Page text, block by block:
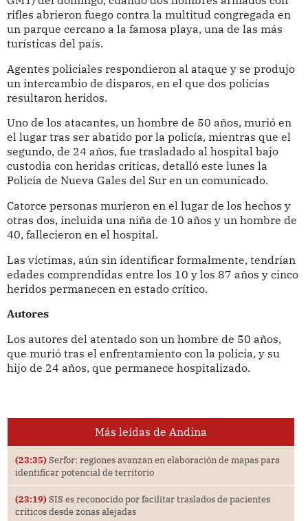
rifles abrieron fuego contra la multitud congregada en
un parque cercano a la famosa playa, una de las más
turísticas del país.
Agentes policiales respondieron al ataque y se produjo
un intercambio de disparos, en el que dos policías
resultaron heridos.
Uno de los atacantes, un hombre de 50 años, murió en
el lugar tras ser abatido por la policía, mientras que el
segundo, de 24 años, fue trasladado al hospital bajo
custodia con heridas críticas, detalló este lunes la
Policía de Nueva Gales del Sur en un comunicado.
Catorce personas murieron en el lugar de los hechos y
otras dos, incluida una niña de 10 años y un hombre de
40, fallecieron en el hospital.
Las víctimas, aún sin identificar formalmente, tendrían
edades comprendidas entre los 10 y los 87 años y cinco
heridos permanecen en estado crítico.
Autores
Los autores del atentado son un hombre de 50 años,
que murió tras el enfrentamiento con la policía, y su
hijo de 24 años, que permanece hospitalizado.
Más leídas de Andina
(23:35) Serfor: regiones avanzan en elaboración de mapas para
identificar potencial de territorio
(23:19) SIS es reconocido por facilitar traslados de pacientes
críticos desde zonas alejadas